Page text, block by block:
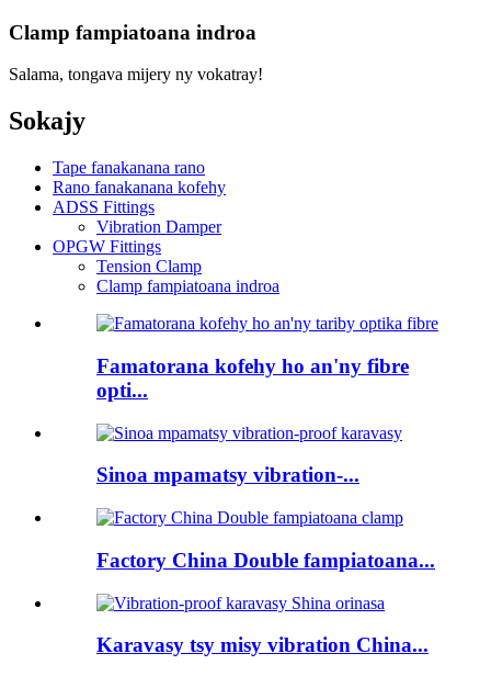
Clamp fampiatoana indroa
Salama, tongava mijery ny vokatray!
Sokajy
Tape fanakanana rano
Rano fanakanana kofehy
ADSS Fittings
Vibration Damper
OPGW Fittings
Tension Clamp
Clamp fampiatoana indroa
Famatorana kofehy ho an'ny fibre
opti...
Sinoa mpamatsy vibration-...
Factory China Double fampiatoana...
Karavasy tsy misy vibration China...